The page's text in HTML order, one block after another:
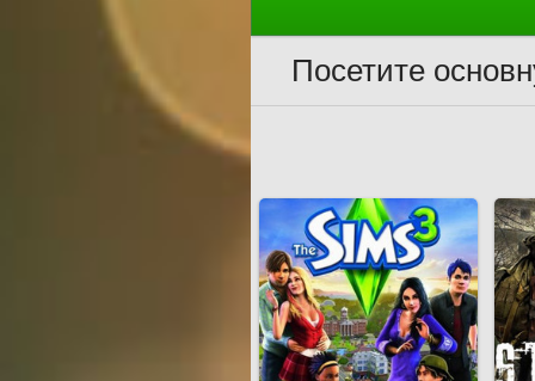
Посетите